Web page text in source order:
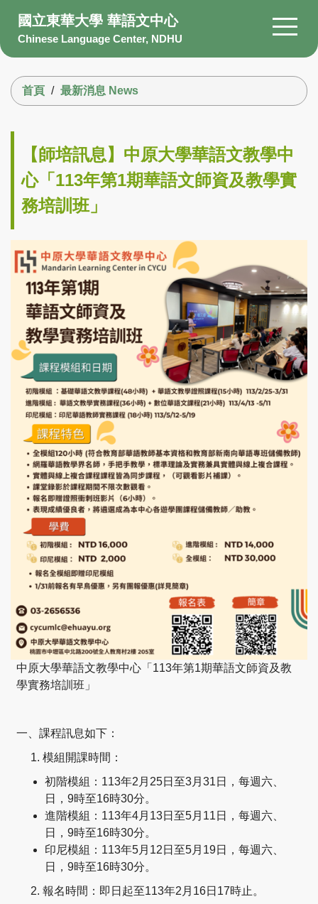
內
容
國立東華大學 華語文中心
Chinese Language Center, NDHU
搜尋
Courses
Scholarship
Information
Facility
Q&A
首頁 最新消息 News
【師培訊息】中原大學華語文教學中
心「113年第1期華語文師資及教學實
務培訓班」
中原大學華語文教學中心「113年第1期華語文師資及教
學實務培訓班」
一、課程訊息如下：
1. 模組開課時間：
初階模組：113年2月25日至3月31日，每週六、
日，9時至16時30分。
進階模組：113年4月13日至5月11日，每週六、
日，9時至16時30分。
印尼模組：113年5月12日至5月19日，每週六、
日，9時至16時30分。
2. 報名時間：即日起至113年2月16日17時止。